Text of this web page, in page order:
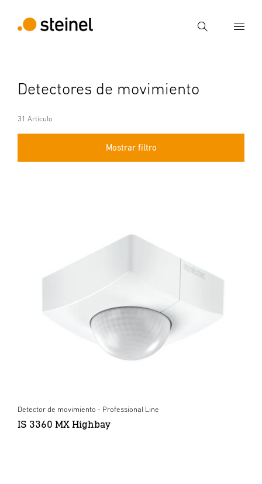
Búsqueda
Búsqueda
Detectores de movimiento
31 Artículo
Mostrar filtro
Detector de movimiento - Professional Line
IS 3360 MX Highbay